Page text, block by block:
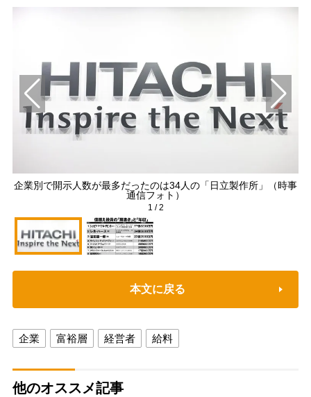
企業別で開示人数が最多だったのは34人の「日立製作所」（時事
通信フォト）
1 /2
本文に戻る
企業 富裕層 経営者 給料
他のオススメ記事